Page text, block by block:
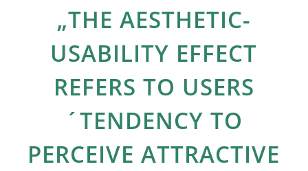
„THE AESTHETIC-
USABILITY EFFECT
REFERS TO USERS
´TENDENCY TO
PERCEIVE ATTRACTIVE